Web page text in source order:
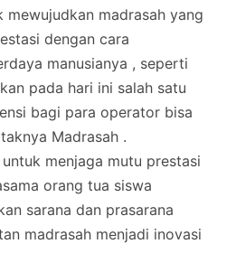
mewujudkan madrasah yang
dengan cara
manusianya , seperti
pada hari ini salah satu
bagi para operator bisa
Madrasah .
menjaga mutu prestasi
orang tua siswa
sarana dan prasarana
madrasah menjadi inovasi